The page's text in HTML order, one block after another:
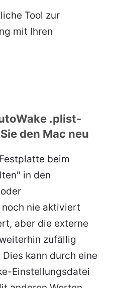
Tool zur
mit Ihren
.plist-
den Mac neu
beim
in den
nie aktiviert
aber die externe
zufällig
kann durch eine
Einstellungsdatei